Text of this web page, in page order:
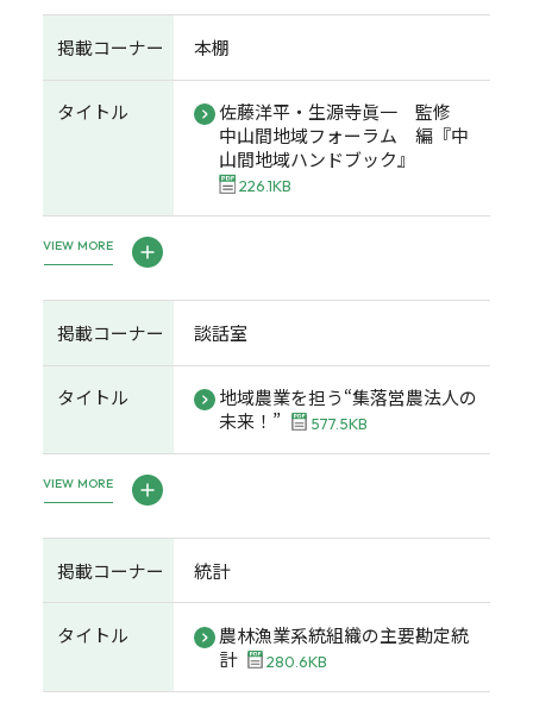
掲載コーナー 本棚
タイトル
佐藤洋平・生源寺眞一 監修
中山間地域フォーラム 編『中
山間地域ハンドブック』
226.1KB
VIEW MORE
掲載コーナー 談話室
タイトル
地域農業を担う“集落営農法人の
未来！”
577.5KB
VIEW MORE
掲載コーナー 統計
タイトル
農林漁業系統組織の主要勘定統
計
280.6KB